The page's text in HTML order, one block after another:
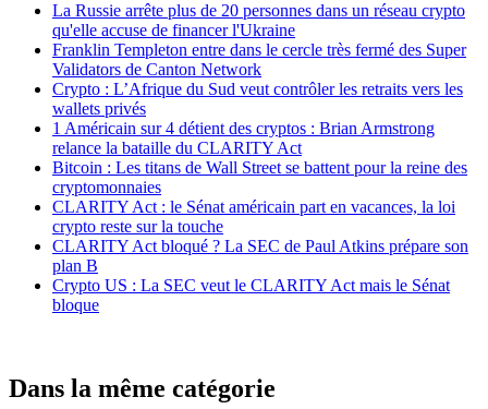
La Russie arrête plus de 20 personnes dans un réseau crypto
qu'elle accuse de financer l'Ukraine
Franklin Templeton entre dans le cercle très fermé des Super
Validators de Canton Network
Crypto : L’Afrique du Sud veut contrôler les retraits vers les
wallets privés
1 Américain sur 4 détient des cryptos : Brian Armstrong
relance la bataille du CLARITY Act
Bitcoin : Les titans de Wall Street se battent pour la reine des
cryptomonnaies
CLARITY Act : le Sénat américain part en vacances, la loi
crypto reste sur la touche
CLARITY Act bloqué ? La SEC de Paul Atkins prépare son
plan B
Crypto US : La SEC veut le CLARITY Act mais le Sénat
bloque
Dans la même catégorie